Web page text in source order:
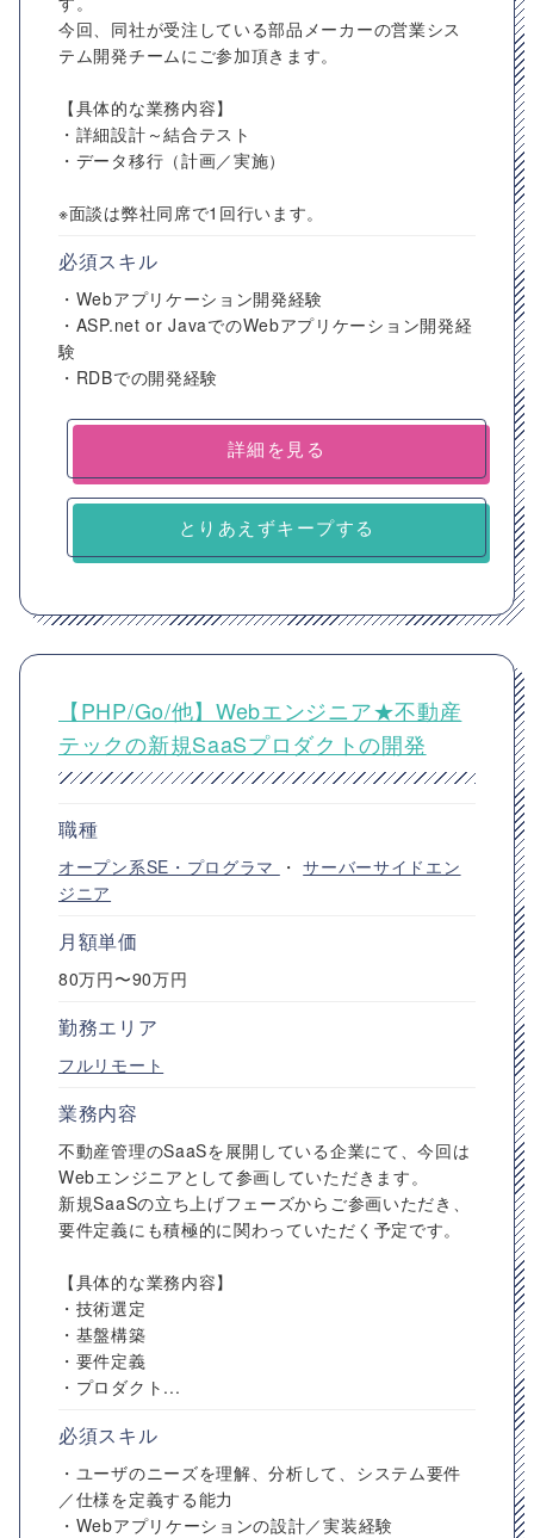
今回、同社が受注している部品メーカーの営業シス
テム開発チームにご参加頂きます。
【具体的な業務内容】
・詳細設計～結合テスト
・データ移行（計画／実施）
※面談は弊社同席で1回行います。
必須スキル
・Webアプリケーション開発経験
・ASP.net or JavaでのWebアプリケーション開発経
験
・RDBでの開発経験
詳細を見る
とりあえずキープする
【PHP/Go/他】Webエンジニア★不動産
テックの新規SaaSプロダクトの開発
職種
オープン系SE・プログラマ ・サーバーサイドエン
ジニア
月額単価
80万円〜90万円
勤務エリア
フルリモート
業務内容
不動産管理のSaaSを展開している企業にて、今回は
Webエンジニアとして参画していただきます。
新規SaaSの立ち上げフェーズからご参画いただき、
要件定義にも積極的に関わっていただく予定です。
【具体的な業務内容】
・技術選定
・基盤構築
・要件定義
・プロダクト...
必須スキル
・ユーザのニーズを理解、分析して、システム要件
／仕様を定義する能力
・Webアプリケーションの設計／実装経験